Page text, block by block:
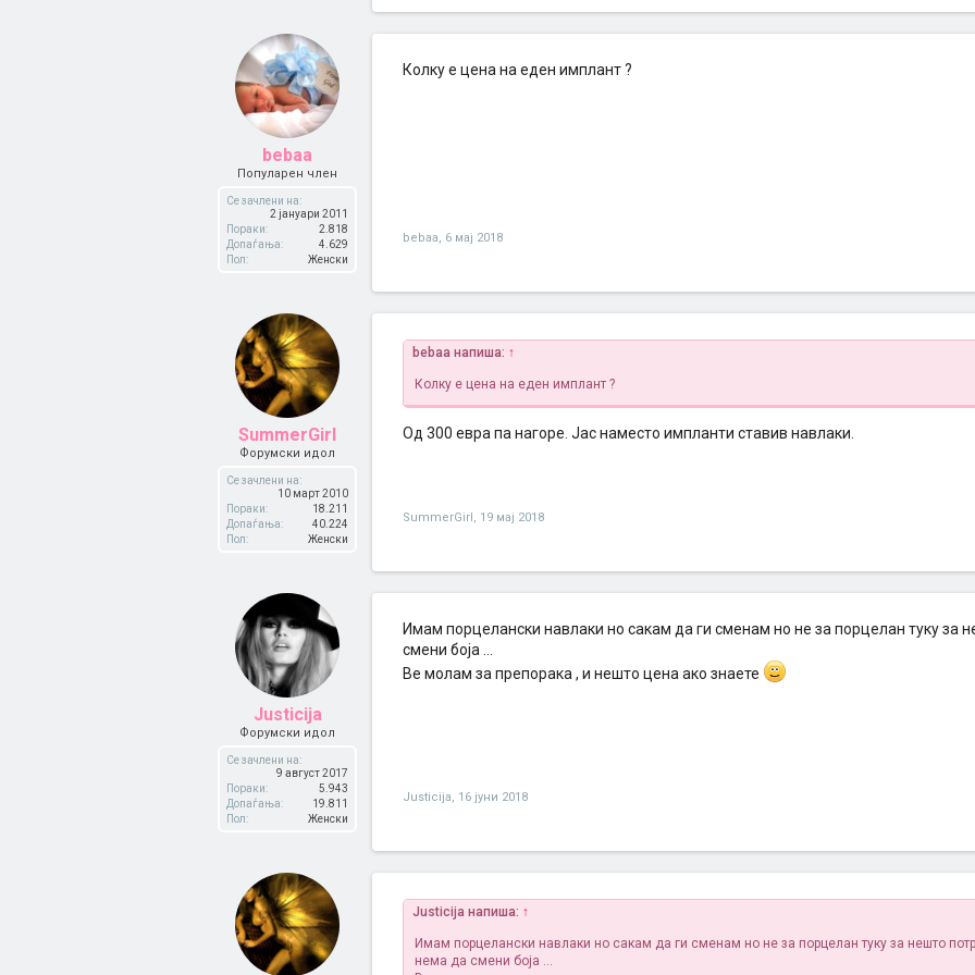
bebaa
Популарен член
Се зачлени на:
2 јануари 2011
Пораки:
2.818
Допаѓања:
4.629
Пол:
Женски
Колку е цена на еден имплант ?
bebaa, 6 мај 2018
SummerGirl
Форумски идол
Се зачлени на:
10 март 2010
Пораки:
18.211
Допаѓања:
40.224
Пол:
Женски
bebaa напиша: ↑
Колку е цена на еден имплант ?
Од 300 евра па нагоре. Јас наместо импланти ставив навлаки.
SummerGirl, 19 мај 2018
Justicija
Форумски идол
Се зачлени на:
9 август 2017
Пораки:
5.943
Допаѓања:
19.811
Пол:
Женски
Имам порцелански навлаки но сакам да ги сменам но не за порцелан туку за
смени боја ...
Ве молам за препорака , и нешто цена ако знаете
Justicija, 16 јуни 2018
Justicija напиша: ↑
Имам порцелански навлаки но сакам да ги сменам но не за порцелан туку за нешто
нема да смени боја ...